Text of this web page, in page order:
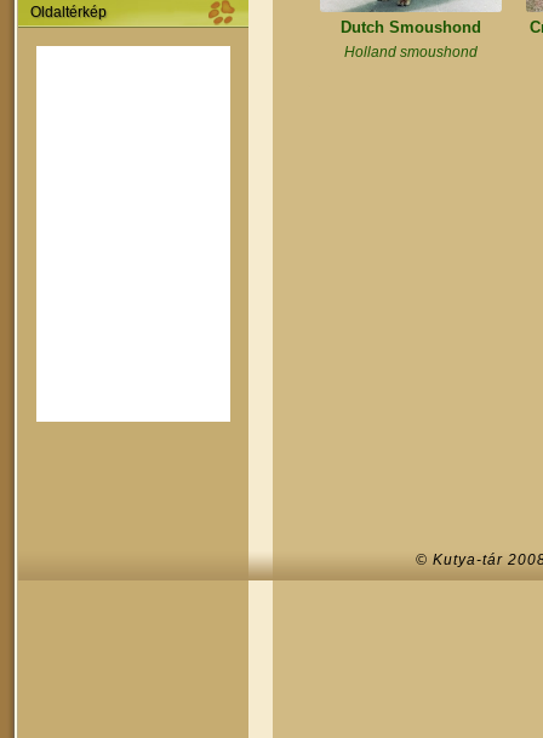
Oldaltérkép
Dutch Smoushond
Holland smoushond
© Kutya-tár